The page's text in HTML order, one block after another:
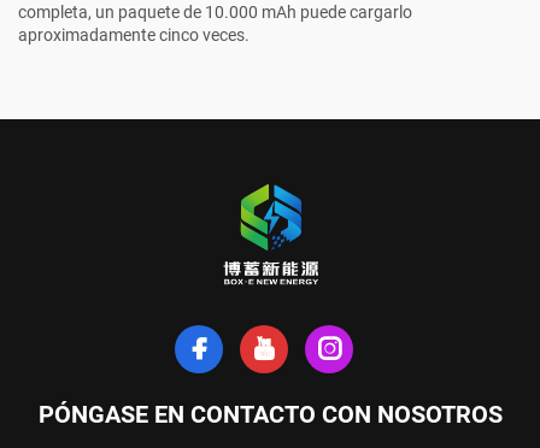
completa, un paquete de 10.000 mAh puede cargarlo
aproximadamente cinco veces.
PÓNGASE EN CONTACTO CON NOSOTROS